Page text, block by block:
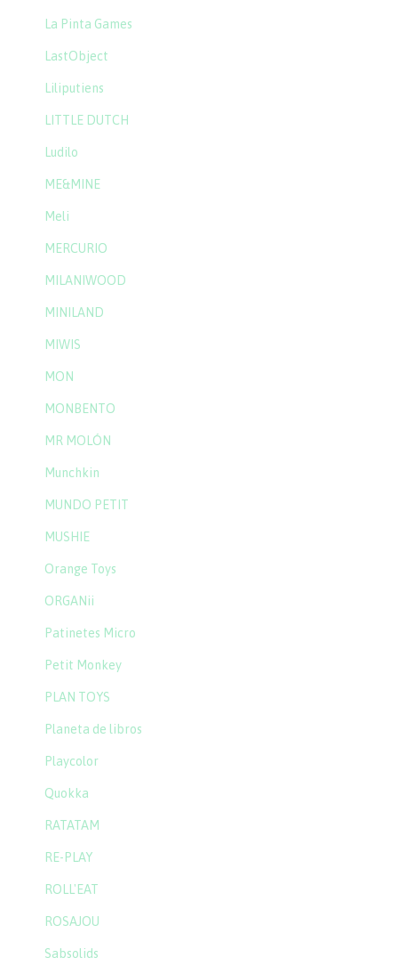
La Pinta Games
LastObject
Liliputiens
LITTLE DUTCH
Ludilo
ME&MINE
Meli
MERCURIO
MILANIWOOD
MINILAND
MIWIS
MON
MONBENTO
MR MOLÓN
Munchkin
MUNDO PETIT
MUSHIE
Orange Toys
ORGANii
Patinetes Micro
Petit Monkey
PLAN TOYS
Planeta de libros
Playcolor
Quokka
RATATAM
RE-PLAY
ROLL'EAT
ROSAJOU
Sabsolids